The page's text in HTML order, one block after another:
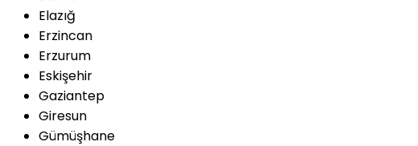
Elazığ
Erzincan
Erzurum
Eskişehir
Gaziantep
Giresun
Gümüşhane